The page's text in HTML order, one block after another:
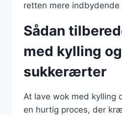
retten mere
Sådan
med kylling og
sukkerærter
At lave wok med kylling
en hurtig proces, der